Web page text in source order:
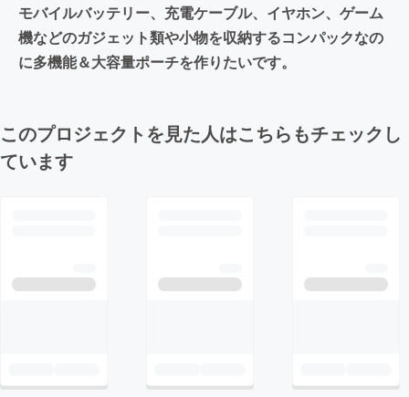
モバイルバッテリー、充電ケーブル、イヤホン、ゲーム
機などのガジェット類や小物を収納するコンパックなの
に多機能＆大容量ポーチを作りたいです。
このプロジェクトを見た人はこちらもチェックし
ています